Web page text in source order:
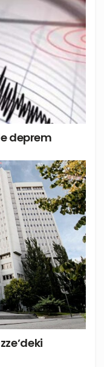
deprem